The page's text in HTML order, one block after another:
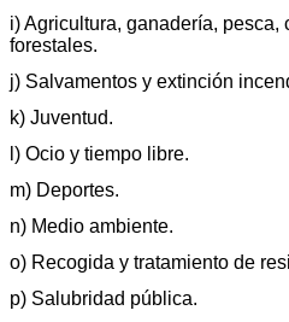
i) Agricultura, ganadería, pesca,
forestales.
j) Salvamentos y extinción
k) Juventud.
l) Ocio y tiempo libre.
m) Deportes.
n) Medio ambiente.
o) Recogida y tratamiento de
p) Salubridad pública.